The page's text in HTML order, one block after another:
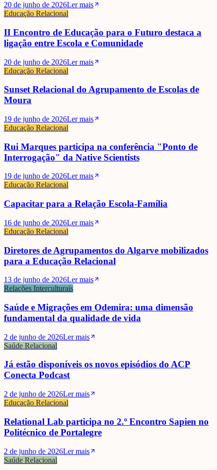
20 de junho de 2026Ler mais
Educação Relacional
II Encontro de Educação para o Futuro destaca a
ligação entre Escola e Comunidade
20 de junho de 2026Ler mais
Educação Relacional
Sunset Relacional do Agrupamento de Escolas de
Moura
19 de junho de 2026Ler mais
Educação Relacional
Rui Marques participa na conferência "Ponto de
Interrogação" da Native Scientists
19 de junho de 2026Ler mais
Educação Relacional
Capacitar para a Relação Escola-Família
16 de junho de 2026Ler mais
Educação Relacional
Diretores de Agrupamentos do Algarve mobilizados
para a Educação Relacional
13 de junho de 2026Ler mais
Relações Interculturais
Saúde e Migrações em Odemira: uma dimensão
fundamental da qualidade de vida
2 de junho de 2026Ler mais
Saúde Relacional
Já estão disponíveis os novos episódios do ACP
Conecta Podcast
2 de junho de 2026Ler mais
Educação Relacional
Relational Lab participa no 2.º Encontro Sapien no
Politécnico de Portalegre
2 de junho de 2026Ler mais
Saúde Relacional